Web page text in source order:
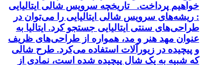
خواهیم پرداخت. تاریخچه سرویس شالی ایتالیایی
: ریشه‌های سرویس شالی ایتالیایی را می‌توان در
طراحی‌های سنتی ایتالیایی جستجو کرد. ایتالیا به
عنوان مهد هنر و مد، همواره از طراحی‌های ظریف
و پیچیده در زیورآلات استفاده می‌کرد. طرح شالی
که شبیه به یک شال پیچیده شده است، نمادی از